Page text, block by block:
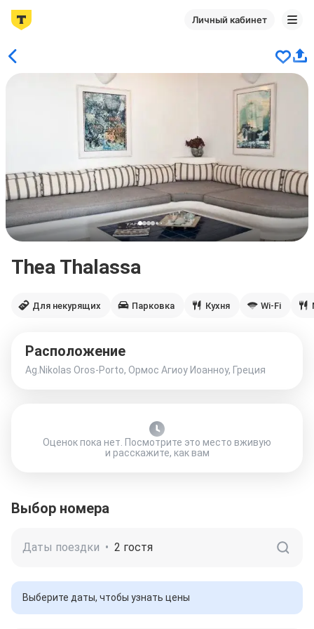
Личный кабинет
Thea Thalassa
Для некурящих Парковка Кухня Wi-Fi
Расположение
Ag.Nikolas Oros-Porto, Ормос Агиоу Иоанноу, Греция
Оценок пока нет. Посмотрите это место вживую
и расскажите, как вам
Выбор номера
Даты поездки • 2 гостя
Выберите даты, чтобы узнать цены